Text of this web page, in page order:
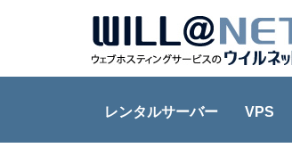
レンタルサーバー VPS